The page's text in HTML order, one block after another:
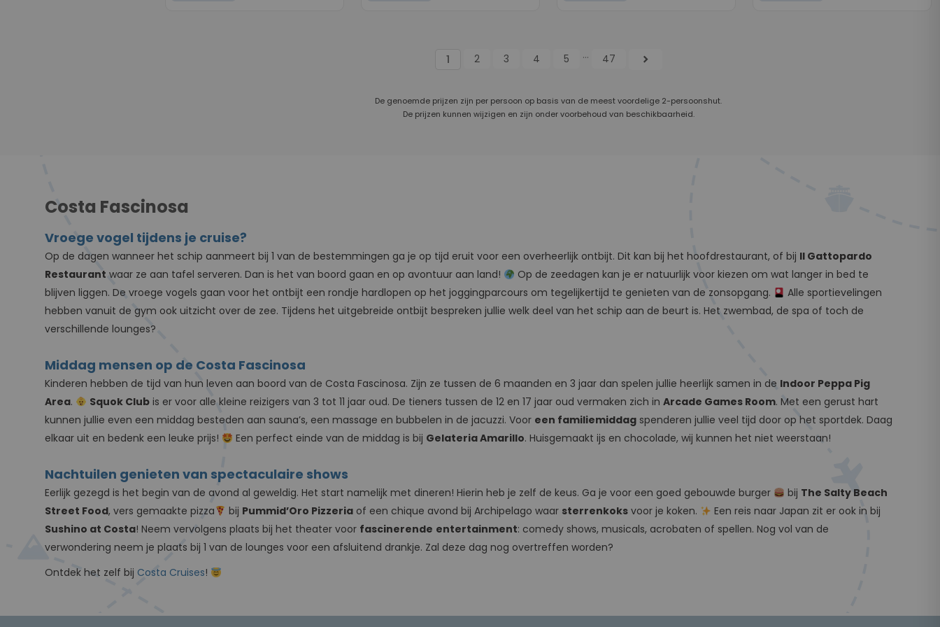
1 2 3 4 5 ... 47 chevron_right
De genoemde prijzen zijn per persoon op basis van de meest voordelige 2-persoonshut.
De prijzen kunnen wijzigen en zijn onder voorbehoud van beschikbaarheid.
Costa Fascinosa
Vroege vogel tijdens je cruise?
Op de dagen wanneer het schip aanmeert bij 1 van de bestemmingen ga je op tijd eruit voor een overheerlijk ontbijt. Dit kan bij het hoofdrestaurant, of bij Il Gattopardo
Restaurant waar ze aan tafel serveren. Dan is het van boord gaan en op avontuur aan land!
Op de zeedagen kan je er natuurlijk voor kiezen om wat langer in bed te
blijven liggen. De vroege vogels gaan voor het ontbijt een rondje hardlopen op het joggingparcours om tegelijkertijd te genieten van de zonsopgang.
Alle sportievelingen
hebben vanuit de gym ook uitzicht over de zee. Tijdens het uitgebreide ontbijt bespreken jullie welk deel van het schip aan de beurt is. Het zwembad, de spa of toch de
verschillende lounges?
Middag mensen op de Costa Fascinosa
Kinderen hebben de tijd van hun leven aan boord van de Costa Fascinosa. Zijn ze tussen de 6 maanden en 3 jaar dan spelen jullie heerlijk samen in de Indoor Peppa Pig
Area. Squok Club is er voor alle kleine reizigers van 3 tot 11 jaar oud. De tieners tussen de 12 en 17 jaar oud vermaken zich inArcade Games Room. Met een gerust hart
kunnen jullie even een middag besteden aan sauna’s, een massage en bubbelen in de jacuzzi. Voor een familiemiddag spenderen jullie veel tijd door op het sportdek. Daag
elkaar uit en bedenk een leuke prijs!
Een perfect einde van de middag is bij Gelateria Amarillo. Huisgemaakt ijs en chocolade, wij kunnen het niet weerstaan!
Nachtuilen genieten van spectaculaire shows
Eerlijk gezegd is het begin van de avond al geweldig. Het start namelijk met dineren! Hierin heb je zelf de keus. Ga je voor een goed gebouwde burger bij The Salty Beach
Street Food, vers gemaakte pizza bij Pummid’Oro Pizzeria of een chique avond bij Archipelago waar sterrenkoks voor je koken.
Een reis naar Japan zit er ook in bij
Sushino at Costa! Neem vervolgens plaats bij het theater voor fascinerende entertainment: comedy shows, musicals, acrobaten of spellen. Nog vol van de
verwondering neem je plaats bij 1 van de lounges voor een afsluitend drankje. Zal deze dag nog overtreffen worden?
Ontdek het zelf bij Costa Cruises!